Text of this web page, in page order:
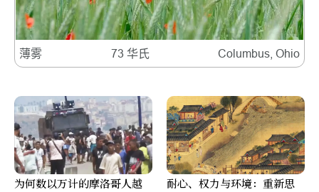
薄雾 73 华氏 Columbus, Ohio
为何数以万计的摩洛哥人越
耐心、权力与环境：重新思